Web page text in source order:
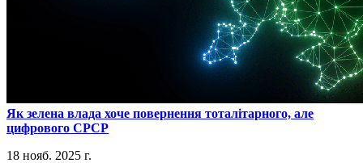
​Як зелена влада хоче повернення тоталітарного, але
цифрового СРСР
18 нояб. 2025 г.